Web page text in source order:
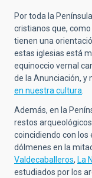
Por toda la
cristianos que,
tienen una
estas iglesias está
equinoccio vernal
de la Anunciación, y
en nuestra cultura.
Además, en la
restos
coincidiendo con los
dólmenes en la
Valdecaballeros, La
estudiados por los